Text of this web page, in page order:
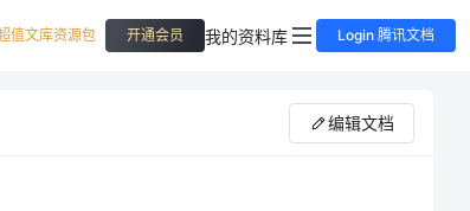
值文库资源包 开通会员 我的资料库 Login 腾讯文档
编辑文档